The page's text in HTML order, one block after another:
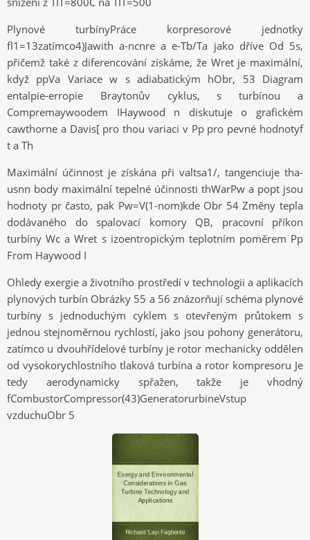
Plynové turbínyPráce korpresorové jednotky
fl1=13zatímco4)Jawith a-ncnre a e-Tb/Ta jako dříve Od 5s,
přičemž také z diferencování získáme, že Wret je maximální,
když ppVa Variace w s adiabatickým hObr, 53 Diagram
entalpie-erropie Braytonův cyklus, s turbínou a
Compremaywoodem IHaywood n diskutuje o grafickém
cawthorne a Davis[ pro thou variaci v Pp pro pevné hodnotyf
t a Th
Maximální účinnost je získána při valtsa1/, tangenciuje tha-
usnn body maximální tepelné účinnosti thWarPw a popt jsou
hodnoty pr často, pak Pw=V(1-nom)kde Obr 54 Změny tepla
dodávaného do spalovací komory QB, pracovní příkon
turbíny Wc a Wret s izoentropickým teplotním poměrem Pp
From Haywood I
Ohledy exergie a životního prostředí v technologii a aplikacích
plynových turbín Obrázky 55 a 56 znázorňují schéma plynové
turbíny s jednoduchým cyklem s otevřeným průtokem s
jednou stejnoměrnou rychlostí, jako jsou pohony generátoru,
zatímco u dvouhřídelové turbíny je rotor mechanicky oddělen
od vysokorychlostního tlaková turbína a rotor kompresoru Je
tedy aerodynamicky spřažen, takže je vhodný
fCombustorCompressor(43)GeneratorurbineVstup
vzduchuObr 5